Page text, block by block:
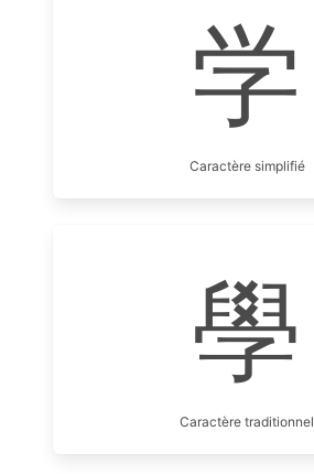
学
Caractère simplifié
學
Caractère traditionnel